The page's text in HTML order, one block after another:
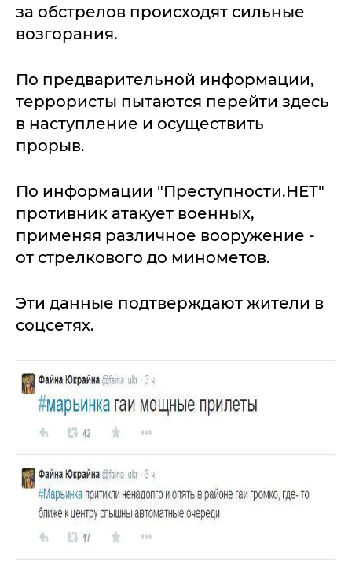
за обстрелов происходят сильные
возгорания.
По предварительной информации,
террористы пытаются перейти здесь
в наступление и осуществить
прорыв.
По информации "Преступности.НЕТ"
противник атакует военных,
применяя различное вооружение -
от стрелкового до минометов.
Эти данные подтверждают жители в
соцсетях.